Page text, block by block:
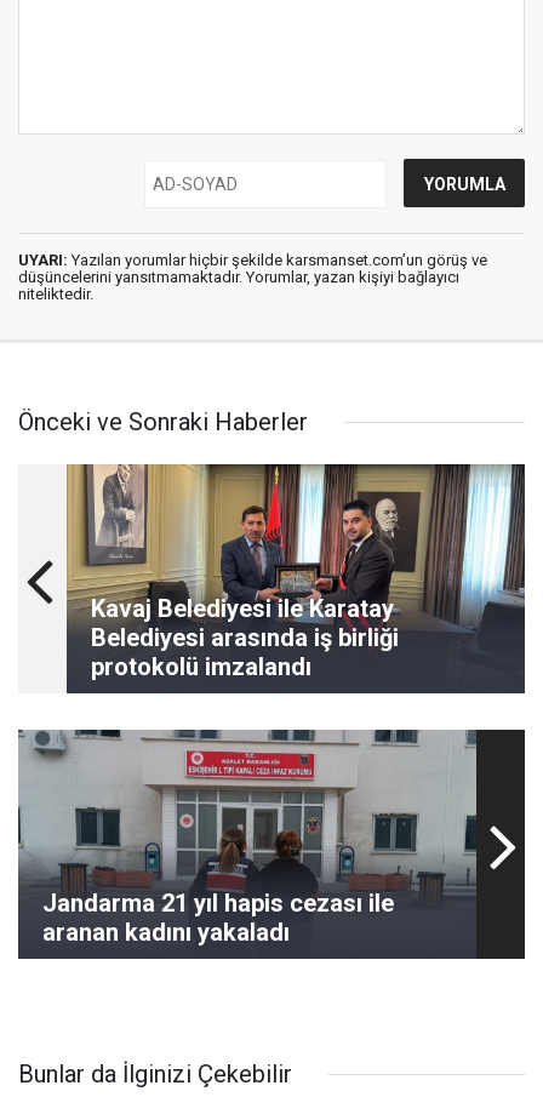
UYARI: Yazılan yorumlar hiçbir şekilde karsmanset.com’un görüş ve
düşüncelerini yansıtmamaktadır. Yorumlar, yazan kişiyi bağlayıcı
niteliktedir.
Önceki ve Sonraki Haberler
Kavaj Belediyesi ile Karatay
Belediyesi arasında iş birliği
protokolü imzalandı
Jandarma 21 yıl hapis cezası ile
aranan kadını yakaladı
Bunlar da İlginizi Çekebilir